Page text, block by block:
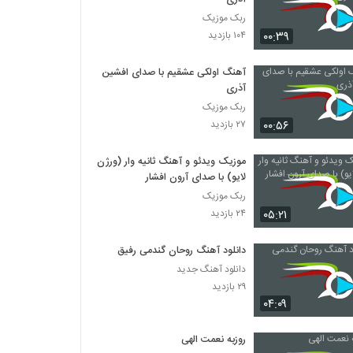
۰۰:۳۹
ربک موزیک
۱۰۴ بازدید
۰۰:۵۶
آهنگ اولکی عشقیم با صدای افشین
آذری
ربک موزیک
۲۷ بازدید
۰۵:۲۱
موزیک ویدئو و آهنگ ثانیه وار (ورژن
لایو) با صدای آرون افشار
ربک موزیک
۲۴ بازدید
۰۴:۰۹
دانلود آهنگ روحان گندمی رفیق
دانلود آهنگ جدید
۲۹ بازدید
روزبه نعمت الهی